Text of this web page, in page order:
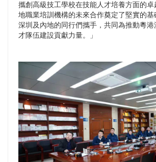
攜創高級技工學校在技能人才培養方面的卓
地職業培訓機構的未來合作奠定了堅實的
深圳及內地的同行們攜手，共同為推動粵港
才隊伍建設貢獻力量。」